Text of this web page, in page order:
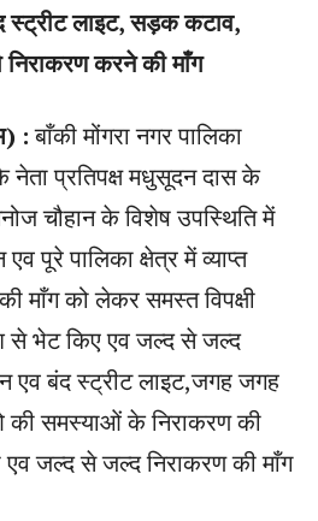
स्ट्रीट लाइट, सड़क कटाव,
निराकरण करने की माँग
:बाँकी मोंगरा नगर पालिका
नेता प्रतिपक्ष मधुसूदन दास के
चौहान के विशेष उपस्थिति में
पूरे पालिका क्षेत्र में व्याप्त
माँग को लेकर समस्त विपक्षी
से भेट किए एव जल्द से जल्द
एव बंद स्ट्रीट लाइट,जगह जगह
समस्याओं के निराकरण की
जल्द से जल्द निराकरण की माँग